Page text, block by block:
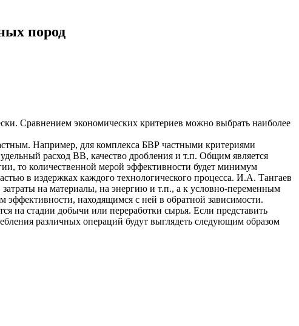
пород
Сравнением экономических критериев можно выбрать наиболее
Например, для комплекса БВР частными критериями
расход BB, качество дробления и т.п. Общим является
то количественной мерой эффективности будет минимум
в издержках каждого технологического процесса. И.А. Тангаев
на материалы, на энергию и т.п., а к условно-переменным
эффективности, находящимся с ней в обратной зависимости.
на стадии добычи или переработки сырья. Если представить
различных операций будут выглядеть следующим образом